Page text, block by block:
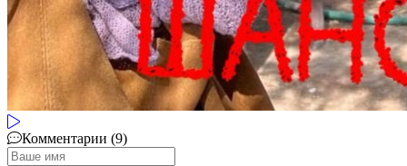
Комментарии (9)